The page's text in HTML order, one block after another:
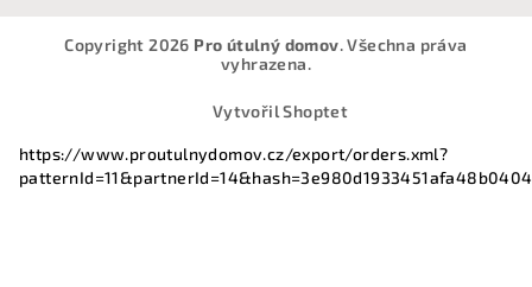
Copyright 2026 Pro útulný domov. Všechna práva
vyhrazena.
Vytvořil Shoptet
https://www.proutulnydomov.cz/export/orders.xml?